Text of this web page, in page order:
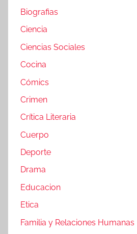
Biografias
Ciencia
Ciencias Sociales
Cocina
Cómics
Crimen
Crítica Literaria
Cuerpo
Deporte
Drama
Educacion
Etica
Familia y Relaciones Humanas